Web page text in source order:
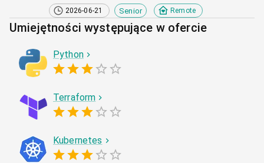
2026-06-21
Senior Remote
Umiejętności występujące w ofercie
Python
Terraform
Kubernetes